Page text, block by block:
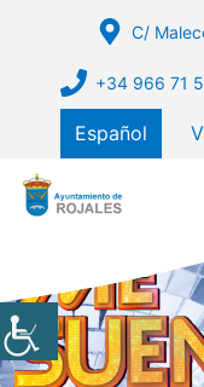
contenido
C/
+34 966 71
Español